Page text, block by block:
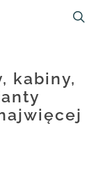
kabiny,